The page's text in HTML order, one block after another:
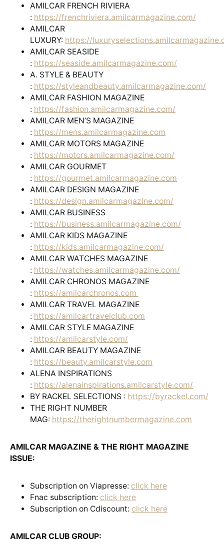
AMILCAR FRENCH RIVIERA
: https://frenchriviera.amilcarmagazine.com/
AMILCAR
LUXURY: https://
AMILCAR SEASIDE
: https://seaside.amilcarmagazine.com/
A. STYLE & BEAUTY
: https://styleandbeauty.amilcarmagazine.com/
AMILCAR FASHION MAGAZINE
: https://fashion.amilcarmagazine.com/
AMILCAR MEN’S MAGAZINE
: https://mens.amilcarmagazine.com
AMILCAR MOTORS MAGAZINE
: https://motors.amilcarmagazine.com/
AMILCAR GOURMET
: https://gourmet.amilcarmagazine.com
AMILCAR DESIGN MAGAZINE
: https://design.amilcarmagazine.com/
AMILCAR BUSINESS
: https://business.amilcarmagazine.com/
AMILCAR KIDS MAGAZINE
: https://kids.amilcarmagazine.com/
AMILCAR WATCHES MAGAZINE
: https://watches.amilcarmagazine.com/
AMILCAR CHRONOS MAGAZINE
: https://amilcarchronos.com
AMILCAR TRAVEL MAGAZINE
: https://amilcartravelclub.com
AMILCAR STYLE MAGAZINE
: https://amilcarstyle.com/
AMILCAR BEAUTY MAGAZINE
: https://beauty.amilcarstyle.com
ALENA INSPIRATIONS
: https://alenainspirations.amilcarstyle.com/
BY RACKEL SELECTIONS : https://byrackel.com/
THE RIGHT NUMBER
MAG: https://therightnumbermagazine.com
AMILCAR MAGAZINE & THE RIGHT MAGAZINE
ISSUE:
Subscription on Viapresse: click here
Fnac subscription: click here
Subscription on Cdiscount: click here
AMILCAR CLUB GROUP: